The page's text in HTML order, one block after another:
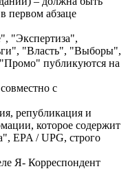
первом абзаце
"Экспертиза",
"Власть", "Выборы",
публикуются на
с
републикация и
которое содержит
EPA / UPG, строго
Я- Корреспондент